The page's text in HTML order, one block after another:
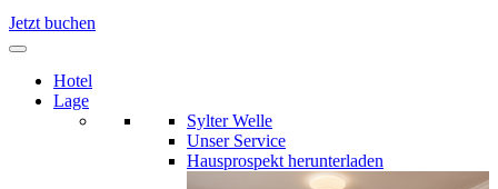
Jetzt buchen
Hotel
Lage
Sylter Welle
Unser Service
Hausprospekt herunterladen